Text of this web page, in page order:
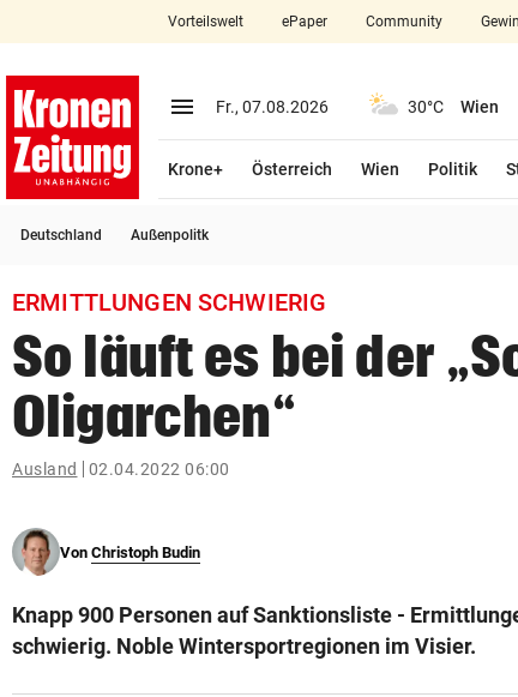
closeSchließen
account_circle Anmelden
arrow_right
Suchbegriff
eingeben
© Krone Multimedia GmbH & Co KG 2026
Vorteilswelt ePaper Community
menu Menü aufklappen
Fr., 07.08.2026 30°C Wien
Krone+ Österreich Wien Politik
Deutschland Außenpolitk
ERMITTLUNGEN SCHWIERIG
So läuft es bei der
Oligarchen“
Ausland 02.04.2022 06:00
Von Christoph Budin
Knapp 900 Personen auf Sanktionsliste -
schwierig. Noble Wintersportregionen im Visier.